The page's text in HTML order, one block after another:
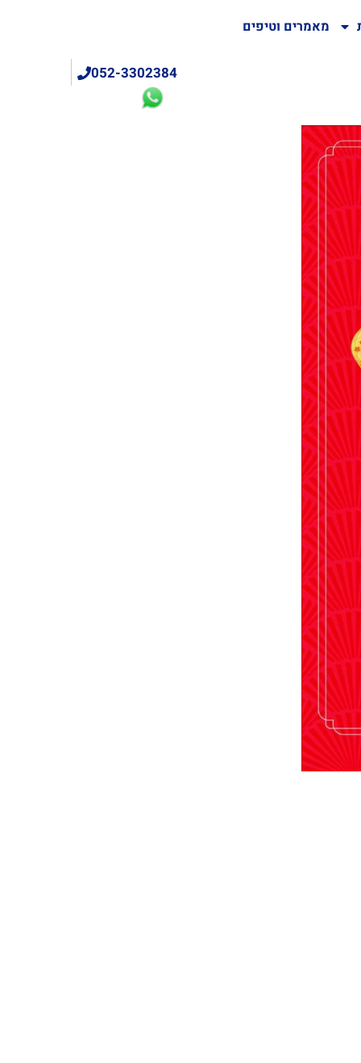
מאמרים וטיפים
052-3302384